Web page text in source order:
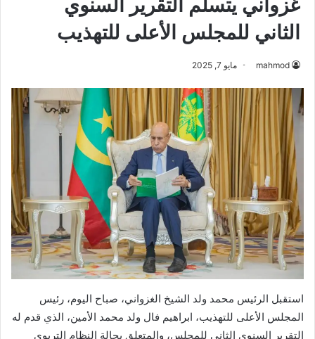
غزواني يتسلم التقرير السنوي
الثاني للمجلس الأعلى للتهذيب
mahmod مايو 7, 2025
استقبل الرئيس محمد ولد الشيخ الغزواني، صباح اليوم، رئيس
المجلس الأعلى للتهذيب، ابراهيم فال ولد محمد الأمين، الذي قدم له
التقرير السنوي الثاني للمجلس، والمتعلق بحالة النظام التربوي